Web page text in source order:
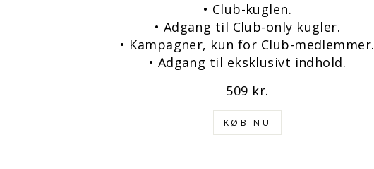
• Club-kuglen.
• Adgang til Club-only kugler.
• Kampagner, kun for Club-medlemmer.
• Adgang til eksklusivt indhold.
509 kr.
KØB NU